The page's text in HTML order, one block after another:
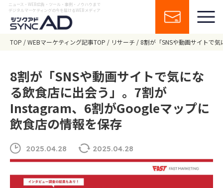
ニュース・WEB広告・ツール・事例・ノウハウまで
デジタルマーケティングの今を届けるWEBメディア
TOP WEBマーケティング記事TOP リサーチ 8割が「SNSや動画サイトで
8割が「SNSや動画サイトで気にな
る飲食店に出会う」。7割が
Instagram、6割がGoogleマップに
飲食店の情報を保存
2025.04.28 2025.04.28